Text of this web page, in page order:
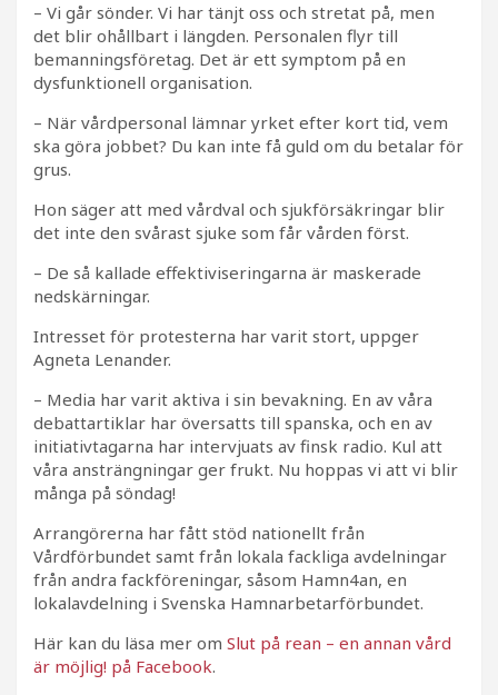
– Vi går sönder. Vi har tänjt oss och stretat på, men
det blir ohållbart i längden. Personalen flyr till
bemanningsföretag. Det är ett symptom på en
dysfunktionell organisation.
– När vårdpersonal lämnar yrket efter kort tid, vem
ska göra jobbet? Du kan inte få guld om du betalar för
grus.
Hon säger att med vårdval och sjukförsäkringar blir
det inte den svårast sjuke som får vården först.
– De så kallade effektiviseringarna är maskerade
nedskärningar.
Intresset för protesterna har varit stort, uppger
Agneta Lenander.
– Media har varit aktiva i sin bevakning. En av våra
debattartiklar har översatts till spanska, och en av
initiativtagarna har intervjuats av finsk radio. Kul att
våra ansträngningar ger frukt. Nu hoppas vi att vi blir
många på söndag!
Arrangörerna har fått stöd nationellt från
Vårdförbundet samt från lokala fackliga avdelningar
från andra fackföreningar, såsom Hamn4an, en
lokalavdelning i Svenska Hamnarbetarförbundet.
Här kan du läsa mer om Slut på rean – en annan vård
är möjlig! på Facebook.